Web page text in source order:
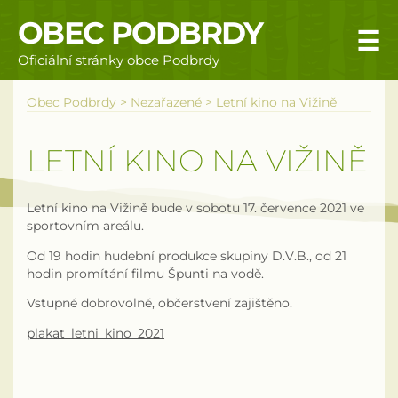
OBEC PODBRDY
Oficiální stránky obce Podbrdy
☰
Povinné informace
Rizika a nebezpečí
Úřední deska
Územní plán obce Podbrdy
Obec Podbrdy > Nezařazené > Letní kino na Vižině
LETNÍ KINO NA VIŽINĚ
Letní kino na Vižině bude v sobotu 17. července 2021 ve
sportovním areálu.
Od 19 hodin hudební produkce skupiny D.V.B., od 21
hodin promítání filmu Špunti na vodě.
Vstupné dobrovolné, občerstvení zajištěno.
plakat_letni_kino_2021